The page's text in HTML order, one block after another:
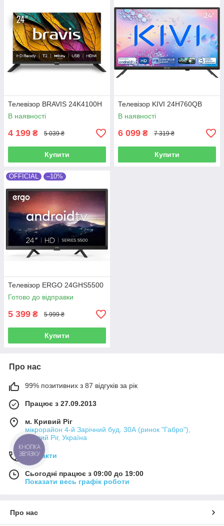
Телевізор BRAVIS 24K4100H
В наявності
4 199 ₴ 5 039 ₴
Купити
Телевізор KIVI 24H760QB
В наявності
6 099 ₴ 7 319 ₴
Купити
OFFICIAL –10%
Телевізор ERGO 24GHS5500
Готово до відправки
5 399 ₴ 5 999 ₴
Купити
Про нас
99% позитивних з 87 відгуків за рік
Працює з 27.09.2013
м. Кривий Ріг
мікрорайон 4-й Зарічний буд. 30А (ринок "Габро"),
Кривий Ріг, Україна
Контакти
Сьогодні працює з 09:00 до 19:00
Показати весь графік роботи
Про нас
КНОПКА
ЗВ'ЯЗКУ